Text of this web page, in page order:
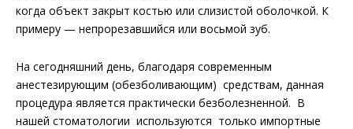
согласие на обработку персональных данных в
соответствии с Политикой конфиденциальности
согласие на получение информационных и
когда объект закрыт костью или слизистой оболочкой. К
примеру — непрорезавшийся или восьмой зуб.
На сегодняшний день, благодаря современным
анестезирующим (обезболивающим) средствам, данная
процедура является практически безболезненной. В
нашей стоматологии используются только импортные